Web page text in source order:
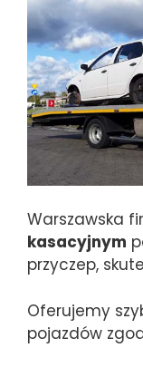
Warszawska
kasacyjnym
przyczep,
Oferujemy
pojazdów